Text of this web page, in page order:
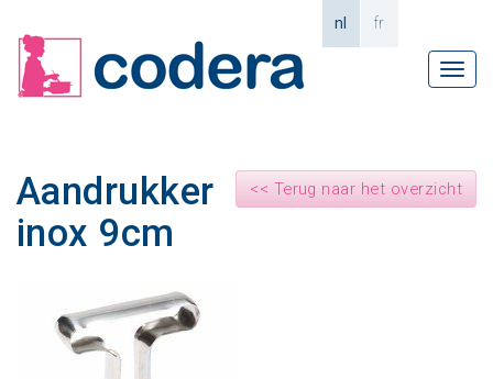
nl fr
<< Terug naar het overzicht
Aandrukker
inox 9cm